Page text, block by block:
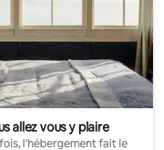
allez vous y plaire
l'hébergement fait le